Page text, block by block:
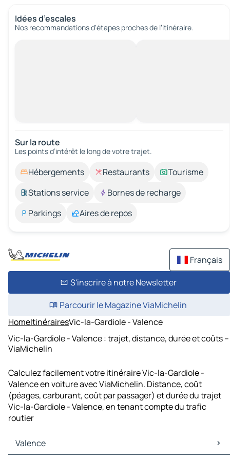
Idées d’escales
Nos recommandations d'étapes proches de l’itinéraire.
Sur la route
Les points d’intérêt le long de votre trajet.
Hébergements Restaurants
Tourisme
Stations service
Bornes de recharge
Parkings
Aires de repos
Français
S'inscrire à notre Newsletter
Parcourir le Magazine ViaMichelin
HomeItinérairesVic-la-Gardiole - Valence
Vic-la-Gardiole - Valence : trajet, distance, durée et coûts –
ViaMichelin
Calculez facilement votre itinéraire Vic-la-Gardiole -
Valence en voiture avec ViaMichelin. Distance, coût
(péages, carburant, coût par passager) et durée du trajet
Vic-la-Gardiole - Valence, en tenant compte du trafic
routier
Valence